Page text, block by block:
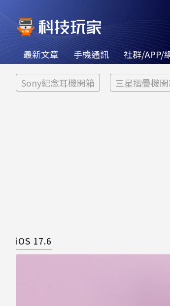
最新文章 手機通訊 社群/APP/
Sony紀念耳機開箱 三星摺疊機
iOS 17.6